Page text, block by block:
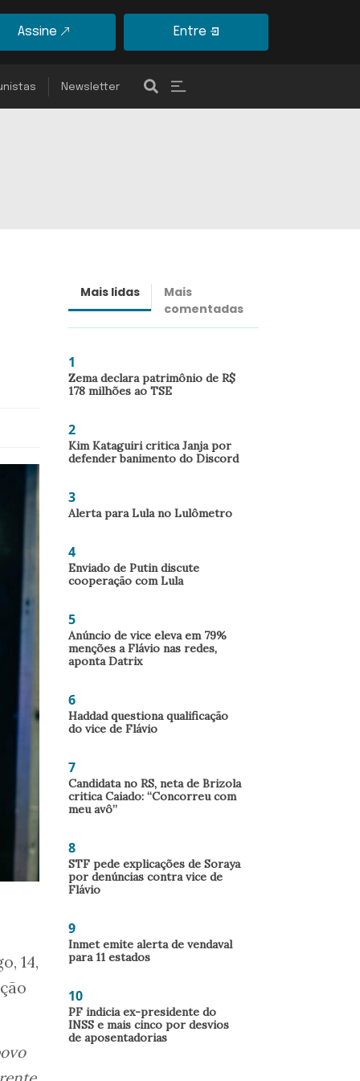
Assine Entre
Newsletter
14,
Mais lidas
Mais
comentadas
1
Zema declara patrimônio de R$
178 milhões ao TSE
2
Kim Kataguiri critica Janja por
defender banimento do Discord
3
Alerta para Lula no Lulômetro
4
Enviado de Putin discute
cooperação com Lula
5
Anúncio de vice eleva em 79%
menções a Flávio nas redes,
aponta Datrix
6
Haddad questiona qualificação
do vice de Flávio
7
Candidata no RS, neta de Brizola
critica Caiado: “Concorreu com
meu avô”
8
STF pede explicações de Soraya
por denúncias contra vice de
Flávio
9
Inmet emite alerta de vendaval
para 11 estados
10
PF indicia ex-presidente do
INSS e mais cinco por desvios
de aposentadorias